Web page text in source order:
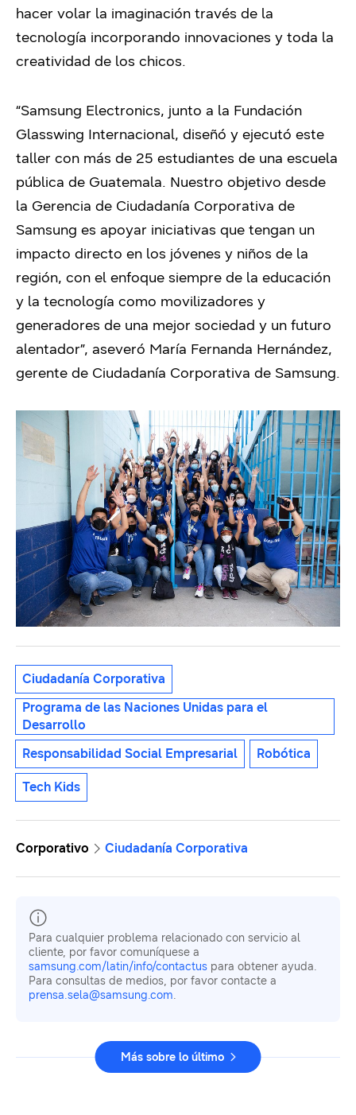
hacer volar la imaginación través de la
tecnología incorporando innovaciones y toda la
creatividad de los chicos.
“Samsung Electronics, junto a la Fundación
Glasswing Internacional, diseñó y ejecutó este
taller con más de 25 estudiantes de una escuela
pública de Guatemala. Nuestro objetivo desde
la Gerencia de Ciudadanía Corporativa de
Samsung es apoyar iniciativas que tengan un
impacto directo en los jóvenes y niños de la
región, con el enfoque siempre de la educación
y la tecnología como movilizadores y
generadores de una mejor sociedad y un futuro
alentador”, aseveró María Fernanda Hernández,
gerente de Ciudadanía Corporativa de Samsung.
Ciudadanía Corporativa
Programa de las Naciones Unidas para el
Desarrollo
Responsabilidad Social Empresarial
Robótica
Tech Kids
Corporativo Ciudadanía Corporativa
Para cualquier problema relacionado con servicio al
cliente, por favor comuníquese a
samsung.com/latin/info/contactus para obtener ayuda.
Para consultas de medios, por favor contacte a
prensa.sela@samsung.com.
Más sobre lo último